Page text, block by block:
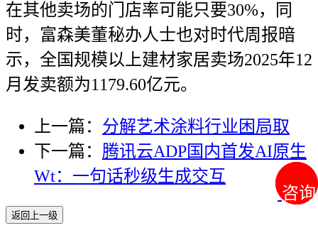
咨询
咨询
在其他卖场的门店率可能只要30%，同
时，富森美董秘办人士也对时代周报暗
示，全国规模以上建材家居卖场2025年12
月发卖额为1179.60亿元。
上一篇： 分解艺术涂料行业困局取
下一篇： 腾讯云ADP国内首发AI原生
Wt：一句话秒级生成交互
返回上一级